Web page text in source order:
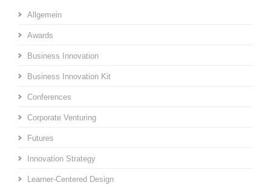
Allgemein
Awards
Business Innovation
Business Innovation Kit
Conferences
Corporate Venturing
Futures
Innovation Strategy
Learner-Centered Design